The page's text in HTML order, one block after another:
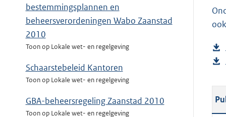
bestemmingsplannen en
beheersverordeningen Wabo Zaanstad
2010
Toon op Lokale wet- en regelgeving
Schaarstebeleid Kantoren
Toon op Lokale wet- en regelgeving
GBA-beheersregeling Zaanstad 2010
Toon op Lokale wet- en regelgeving